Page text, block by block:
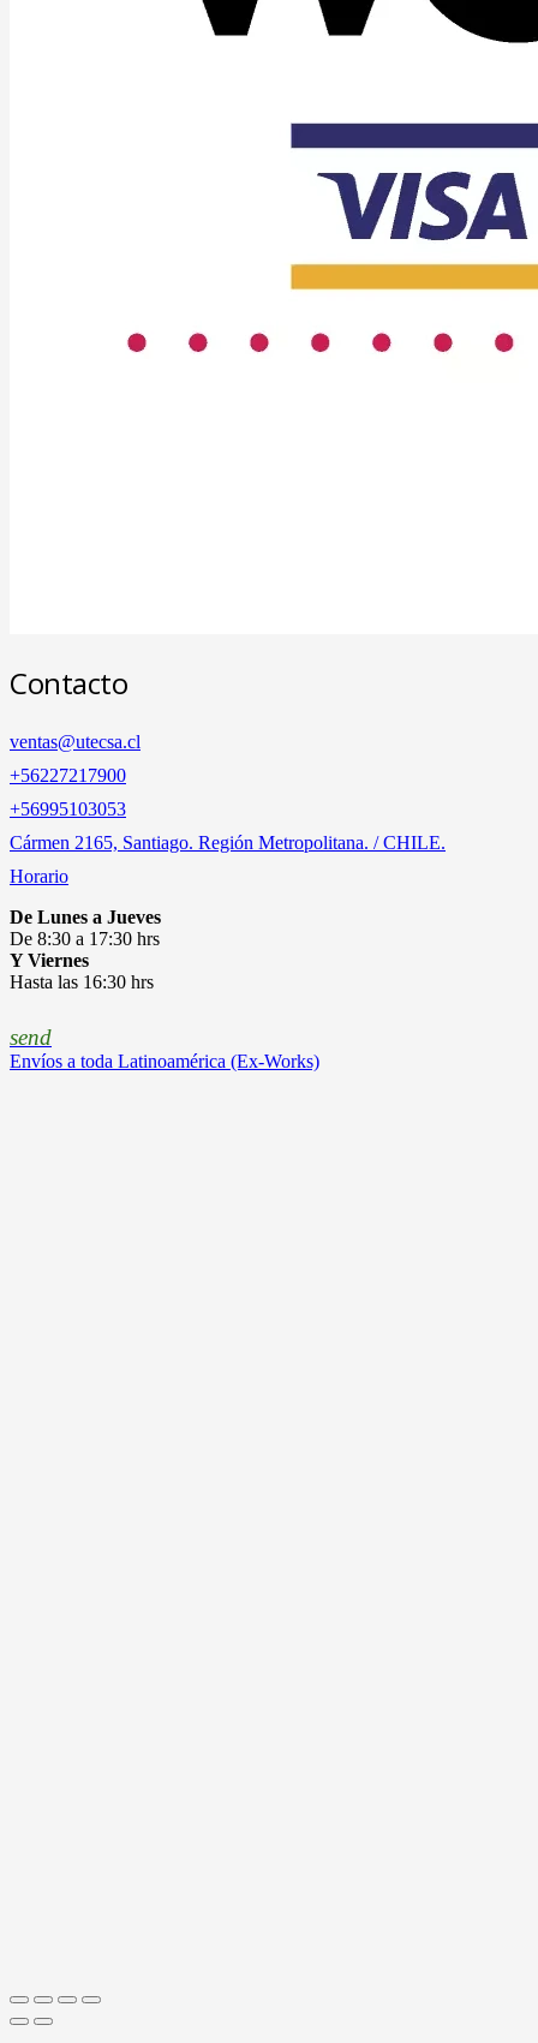
Contacto
ventas@utecsa.cl
+56227217900
‎+56995103053
Cármen 2165, Santiago. Región Metropolitana. / CHILE.
Horario
De Lunes a Jueves
De 8:30 a 17:30 hrs
Y Viernes
Hasta las 16:30 hrs
send
Envíos a toda Latinoamérica (Ex-Works)